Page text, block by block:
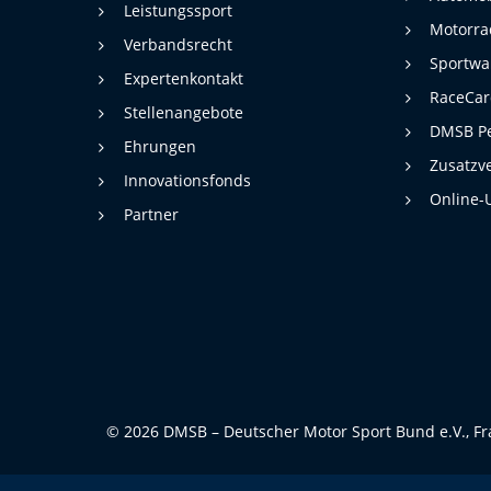
Leistungssport
Verbandsrecht
Expertenkontakt
Stellenangebote
Ehrungen
Innovationsfonds
Partner
DMSB
Online-
© 2026 DMSB – Deutscher Motor Sport Bund e.V.,
Cookie Laufzeit: 24 Monate
Medien & externe Dienste
Um Inhalte von Videoplattformen und weiteren externen
Diensten anzeigen zu können, werden von diesen ggf. Cookies
gesetzt. Die Einbindung kann bei Bedarf einzeln aktiviert werden.